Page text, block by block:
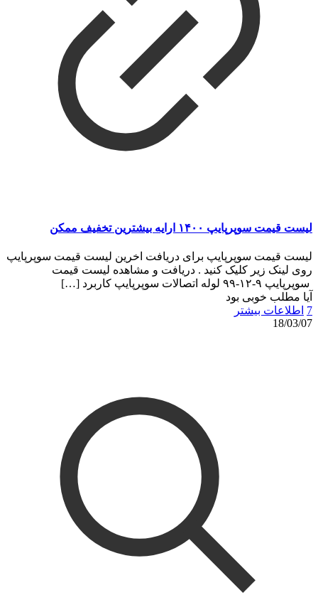
لیست قیمت سوپرپایپ ۱۴۰۰ ارایه بیشترین تخفیف ممکن
لیست قیمت سوپرپایپ برای دریافت اخرین لیست قیمت سوپرپایپ
روی لینک زیر کلیک کنید . دریافت و مشاهده لیست قیمت
سوپرپایپ ۹-۱۲-۹۹ لوله اتصالات سوپرپایپ کاربرد
[…]
آیا مطلب خوبی بود
7 اطلاعات بیشتر
18/03/07